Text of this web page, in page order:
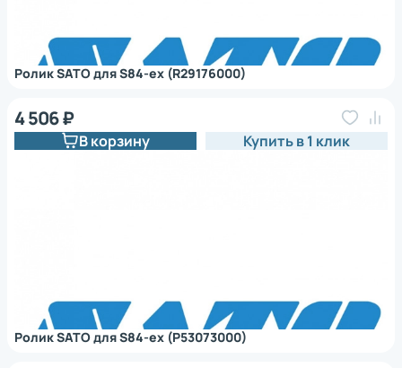
Ролик SATO для S84-ex (R29176000)
Ролик SATO для S84-ex (P53073000)
4 506 ₽
В корзину Купить в 1 клик